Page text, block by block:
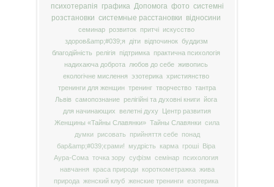
психотерапія графика Допомога фото системні
розстановки системные расстановки відносини
семинар розвиток притчі
искусство
здоров&amp;#039;я діти відпочинок буддизм
благодійність
релігія підтримка практична психологія
надихаюча доброта любов до себе живопись
екологічне мислення эзотерика християнство
тренинги для женщин тренинг творчество тантра
Львів самопознание релігійні та духовні книги йога
для начинающих
велетні духу
Центр развития
Женщины «Тайны Славянки» Тайны Славянки сила
думки
рисовать прийняття себе
понад
бар&amp;#039;єрами!
мудрість карма гроші
Віра
Аура-Сома точка зору суфізм семінар психология
навчання
краса природи короткометражка жива
природа женский клуб женские тренинги езотерика